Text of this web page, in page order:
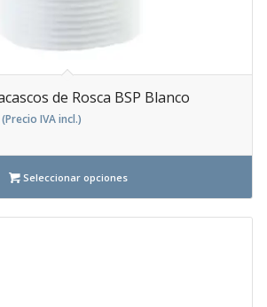
de Rosca BSP Blanco
(Precio IVA incl.)
Seleccionar opciones